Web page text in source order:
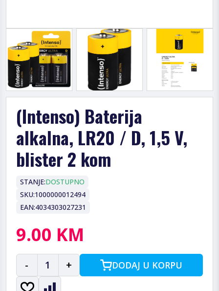
(Intenso) Baterija
alkalna, LR20 / D, 1,5 V,
blister 2 kom
STANJE:DOSTUPNO
SKU:1000000012494
EAN:4034303027231
9.00 KM
- 1 + DODAJ U KORPU